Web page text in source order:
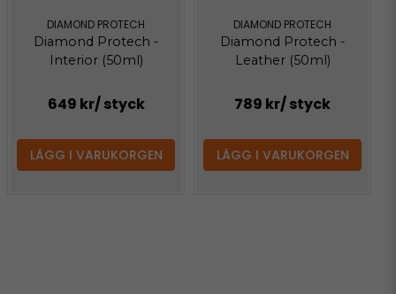
DIAMOND PROTECH
Diamond Protech -
Interior (50ml)
649 kr/ styck
LÄGG I VARUKORGEN
DIAMOND PROTECH
Diamond Protech -
Leather (50ml)
789 kr/ styck
LÄGG I VARUKORGEN